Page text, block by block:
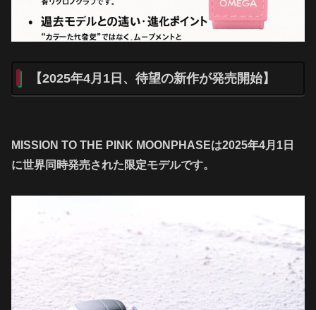
【2025年4月1日、待望の新作が発売開始】
MISSION TO THE PINK MOONPHASEは2025年4月1日
に世界同時発売された限定モデルです。